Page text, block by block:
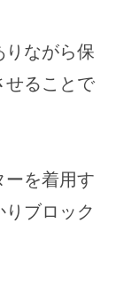
りながら保
せることで
ーを着用す
ブロック